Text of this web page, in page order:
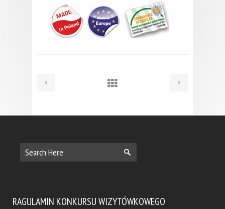
RAGULAMIN KONKURSU WIZYTÓWKOWEGO